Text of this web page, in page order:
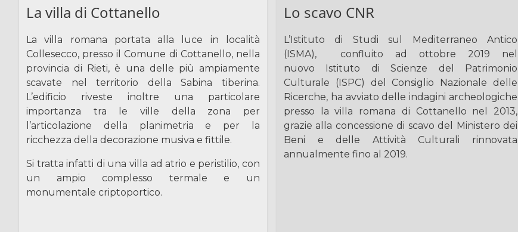
La villa di Cottanello
La villa romana portata alla luce in località
Collesecco, presso il Comune di Cottanello, nella
provincia di Rieti, è una delle più ampiamente
scavate nel territorio della Sabina tiberina.
L’edificio riveste inoltre una particolare
importanza tra le ville della zona per
l’articolazione della planimetria e per la
ricchezza della decorazione musiva e fittile.
Si tratta infatti di una villa ad atrio e peristilio, con
un ampio complesso termale e un
monumentale criptoportico.
Lo scavo CNR
L’Istituto di Studi sul Mediterraneo Antico
(ISMA),
confluito ad ottobre 2019 nel
nuovo Istituto di Scienze del Patrimonio
Culturale (ISPC) del Consiglio Nazionale delle
Ricerche, ha avviato delle indagini archeologiche
presso la villa romana di Cottanello nel 2013,
grazie alla concessione di scavo del Ministero dei
Beni e delle Attività Culturali rinnovata
annualmente fino al 2019.